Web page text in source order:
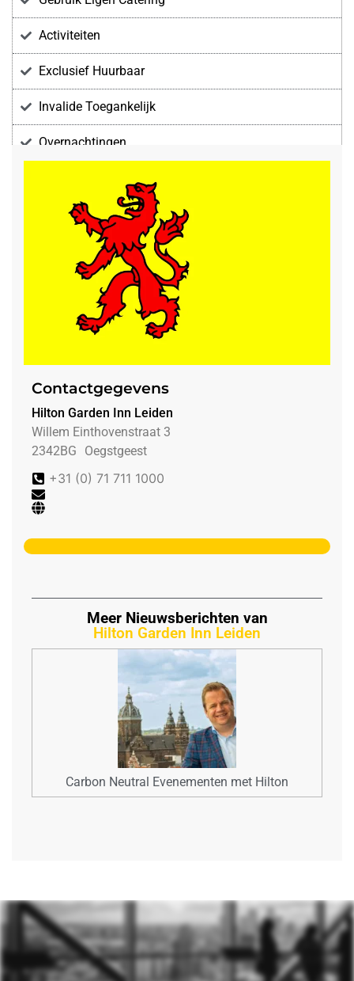
Activiteiten
Exclusief Huurbaar
Invalide Toegankelijk
Overnachtingen
Contactgegevens
Hilton Garden Inn Leiden
Willem Einthovenstraat 3
2342BG
Oegstgeest
+31 (0) 71 711 1000
Meer Nieuwsberichten van
Hilton Garden Inn Leiden
Carbon Neutral Evenementen met Hilton